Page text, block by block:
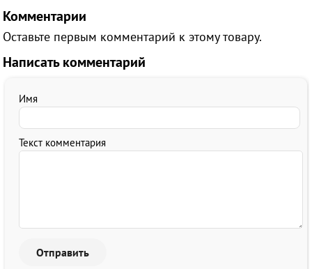
Комментарии
Оставьте первым комментарий к этому товару.
Написать комментарий
Имя
Текст комментария